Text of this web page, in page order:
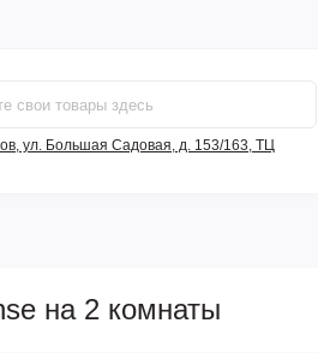
ул. Большая Садовая, д. 153/163, ТЦ
на 2 комнаты